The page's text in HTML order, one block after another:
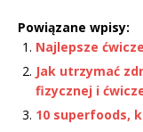
Powiązane wpisy:
Najlepsze
Jak utrzymać
fizycznej i
10 superfoods,